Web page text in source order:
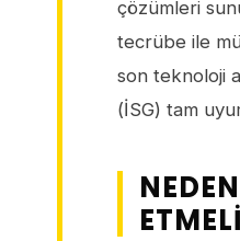
çözümleri
tecrübe ile
son teknoloji
(İSG) tam